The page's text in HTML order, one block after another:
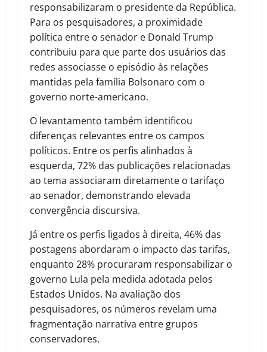
responsabilizaram o presidente da República.
Para os pesquisadores, a proximidade
política entre o senador e Donald Trump
contribuiu para que parte dos usuários das
redes associasse o episódio às relações
mantidas pela família Bolsonaro com o
governo norte-americano.
O levantamento também identificou
diferenças relevantes entre os campos
políticos. Entre os perfis alinhados à
esquerda, 72% das publicações relacionadas
ao tema associaram diretamente o tarifaço
ao senador, demonstrando elevada
convergência discursiva.
Já entre os perfis ligados à direita, 46% das
postagens abordaram o impacto das tarifas,
enquanto 28% procuraram responsabilizar o
governo Lula pela medida adotada pelos
Estados Unidos. Na avaliação dos
pesquisadores, os números revelam uma
fragmentação narrativa entre grupos
conservadores.